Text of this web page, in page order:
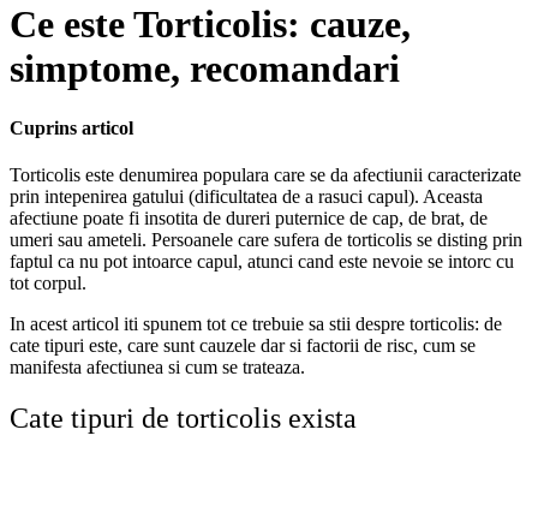
Ce este Torticolis: cauze,
simptome, recomandari
Cuprins articol
Torticolis este denumirea populara care se da afectiunii caracterizate
prin intepenirea gatului (dificultatea de a rasuci capul). Aceasta
afectiune poate fi insotita de dureri puternice de cap, de brat, de
umeri sau ameteli. Persoanele care sufera de torticolis se disting prin
faptul ca nu pot intoarce capul, atunci cand este nevoie se intorc cu
tot corpul.
In acest articol iti spunem tot ce trebuie sa stii despre torticolis: de
cate tipuri este, care sunt cauzele dar si factorii de risc, cum se
manifesta afectiunea si cum se trateaza.
Cate tipuri de torticolis exista